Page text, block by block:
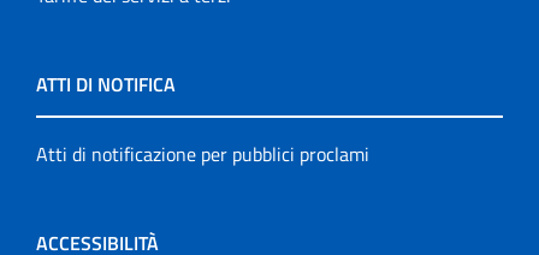
ATTI DI NOTIFICA
Atti di notificazione per pubblici proclami
ACCESSIBILITÀ